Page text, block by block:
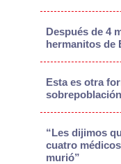
Después de 4
hermanitos de
Esta es otra
“Les dijimos
cuatro
murió”